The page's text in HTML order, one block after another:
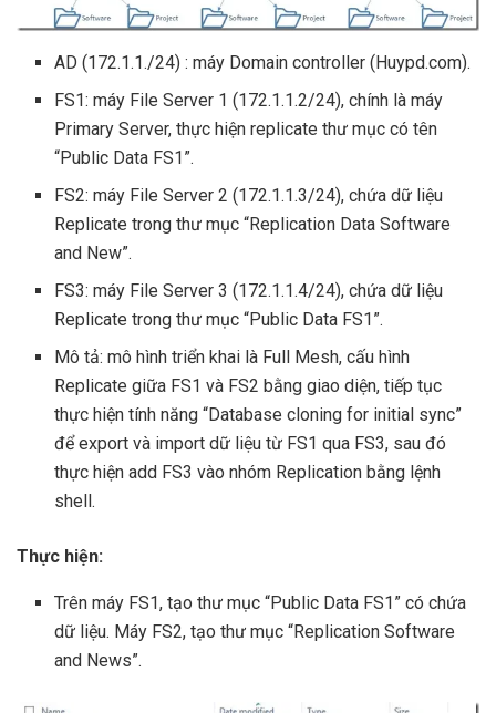
AD (172.1.1./24) : máy Domain controller ( Huypd.com).
FS1: máy File Server 1 (172.1.1.2/24), chính là máy
Primary Server, thực hiện replicate thư mục có tên
“Public Data FS1”.
FS2: máy File Server 2 (172.1.1.3/24), chứa dữ liệu
Replicate trong thư mục “Replication Data Software
and New”.
FS3: máy File Server 3 (172.1.1.4/24), chứa dữ liệu
Replicate trong thư mục “Public Data FS1”.
Mô tả: mô hình triển khai là Full Mesh, cấu hình
Replicate giữa FS1 và FS2 bằng giao diện, tiếp tục
thực hiện tính năng “Database cloning for initial sync”
để export và import dữ liệu từ FS1 qua FS3, sau đó
thực hiện add FS3 vào nhóm Replication bằng lệnh
shell.
Thực hiện:
Trên máy FS1, tạo thư mục “Public Data FS1” có chứa
dữ liệu. Máy FS2, tạo thư mục “Replication Software
and News”.